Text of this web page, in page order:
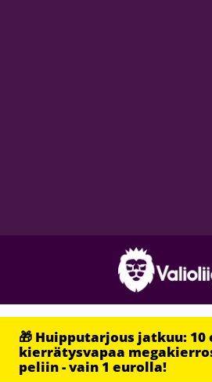
🎁 Huipputarjous jatkuu: 10
kierrätysvapaa
peliin - vain 1 eurolla!